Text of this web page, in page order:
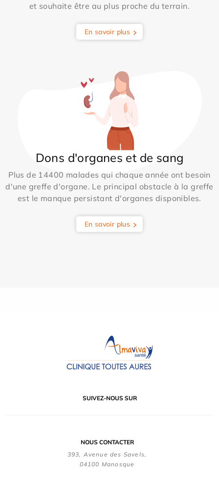
et souhaite être au plus proche du terrain.
En savoir plus
Dons d'organes et de sang
Plus de 14400 malades qui chaque année ont besoin
d'une greffe d'organe. Le principal obstacle à la greffe
est le manque persistant d'organes disponibles.
En savoir plus
SUIVEZ-NOUS SUR
NOUS CONTACTER
393, Avenue des Savels,
04100 Manosque